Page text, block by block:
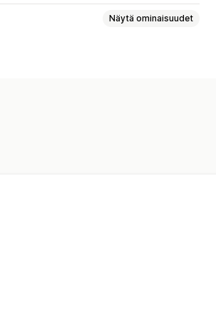
Näytä ominaisuudet